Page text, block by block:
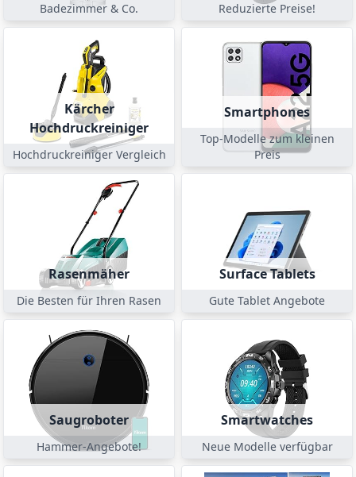
Badezimmer & Co. Reduzierte Preise!
Kärcher
Hochdruckreiniger
Hochdruckreiniger Vergleich
Smartphones
Top-Modelle zum kleinen
Preis
Rasenmäher
Die Besten für Ihren Rasen
Surface Tablets
Gute Tablet Angebote
Saugroboter
Hammer-Angebote!
Smartwatches
Neue Modelle verfügbar